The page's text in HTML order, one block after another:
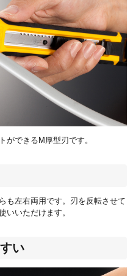
ができる M 厚型刃です。
も左右両用です。刃を反転させて
いいただけます。
い